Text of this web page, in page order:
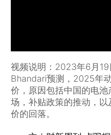
视频说明：2023年6月
Bhandari预测，2025年
价，原因包括中国的电
场，补贴政策的推动，
价的回落。